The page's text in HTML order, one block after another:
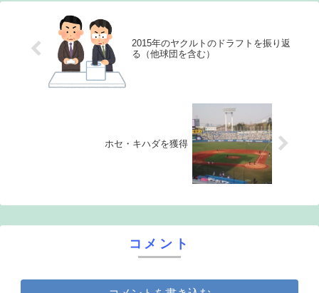
2015年のヤクルトのドラフトを振り返
る（他球団を含む）
ホセ・キハダを獲得
コメント